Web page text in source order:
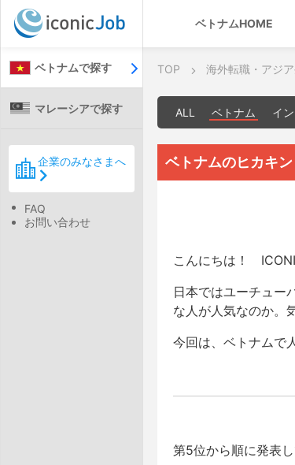
ベトナムHOME
ベトナムで探す
マレーシアで探す
企業のみなさまへ
FAQ
お問い合わせ
TOP 海外転職・アジ
ALL ベトナム イ
ベトナムのヒカキ
こんにちは！
日本ではユーチュー
な人が人気なのか。
今回は、ベトナムで
第5位から順に発表し